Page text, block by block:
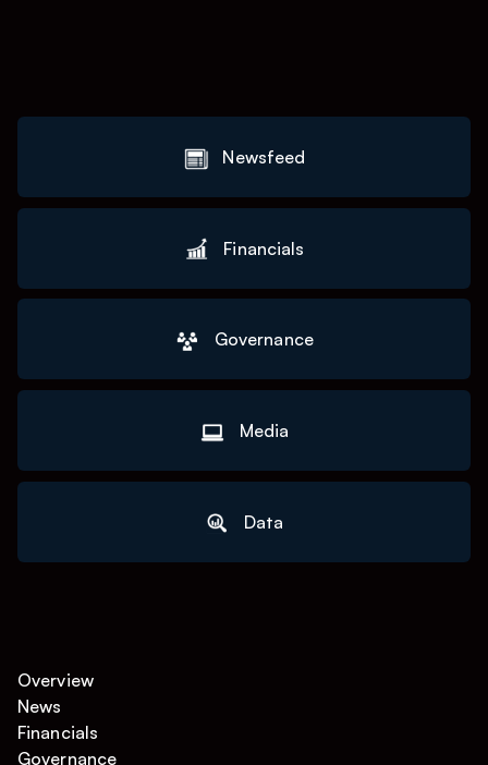
Newsfeed
Financials
Governance
Media
Data
Overview
News
Financials
Governance